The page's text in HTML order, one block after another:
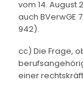
vom 14. August
auch BVerwGE
942).
cc) Die Frage,
einer